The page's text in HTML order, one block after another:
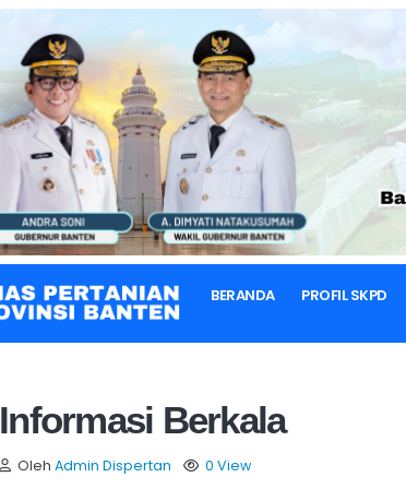
BERANDA PROFIL SKPD
Informasi Berkala
Oleh Admin Dispertan 0 View